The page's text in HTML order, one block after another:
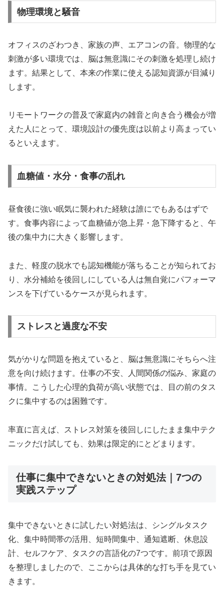
物理環境と騒音
オフィスのざわつき、家族の声、エアコンの音。物理的な
刺激が多い環境では、脳は無意識にその刺激を処理し続け
ます。結果として、本来の作業に使える認知資源が目減り
します。
リモートワークの普及で家庭内の雑音と向き合う機会が増
えた人にとって、環境設計の優先度は以前より高まってい
るといえます。
血糖値・水分・食事の乱れ
昼食後に強い眠気に襲われた経験は誰にでもあるはずで
す。食事内容によって血糖値が急上昇・急下降すると、午
後の集中力に大きく影響します。
また、軽度の脱水でも認知機能が落ちることが知られてお
り、水分補給を後回しにしている人は無自覚にパフォーマ
ンスを下げているケースが見られます。
ストレスと過度な不安
気がかりな問題を抱えていると、脳は無意識にそちらへ注
意を向け続けます。仕事の不安、人間関係の悩み、家庭の
事情。こうした心理的負荷が高い状態では、目の前のタス
クに集中するのは困難です。
率直に言えば、ストレス対策を後回しにしたまま集中テク
ニックだけ試しても、効果は限定的にとどまります。
仕事に集中できないときの対処法｜7つの
実践ステップ
集中できないときに試したい対処法は、シングルタスク
化、集中時間帯の活用、短時間集中、通知遮断、休息設
計、セルフケア、タスクの言語化の7つです。前項で原因
を整理しましたので、ここからは具体的な打ち手を見てい
きます。